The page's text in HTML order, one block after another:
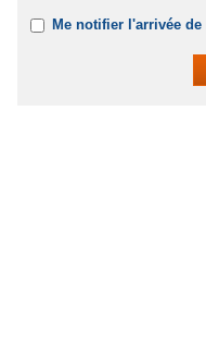
Me notifier l'arrivée